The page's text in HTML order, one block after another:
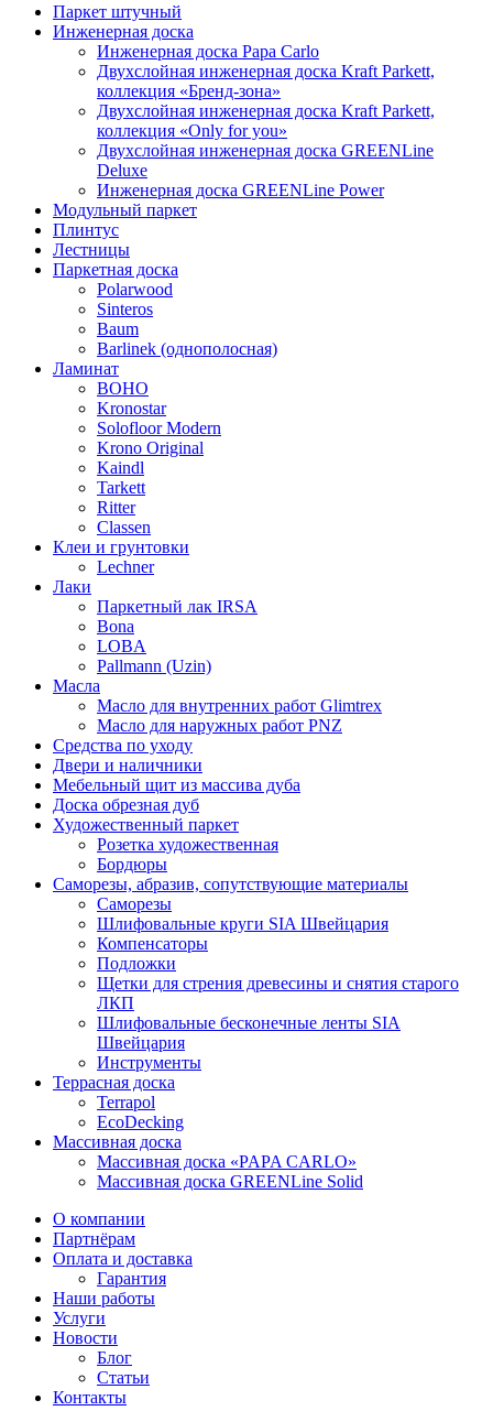
Паркет штучный
Инженерная доска
Инженерная доска Papa Carlo
Двухслойная инженерная доска Kraft Parkett,
коллекция «Бренд-зона»
Двухслойная инженерная доска Kraft Parkett,
коллекция «Only for you»
Двухслойная инженерная доска GREENLine
Deluxe
Инженерная доска GREENLine Power
Модульный паркет
Плинтус
Лестницы
Паркетная доска
Polarwood
Sinteros
Baum
Barlinek (однополосная)
Ламинат
BOHO
Kronostar
Solofloor Modern
Krono Original
Kaindl
Tarkett
Ritter
Classen
Клеи и грунтовки
Lechner
Лаки
Паркетный лак IRSA
Bona
LOBA
Pallmann (Uzin)
Масла
Масло для внутренних работ Glimtrex
Масло для наружных работ PNZ
Средства по уходу
Двери и наличники
Мебельный щит из массива дуба
Доска обрезная дуб
Художественный паркет
Розетка художественная
Бордюры
Саморезы, абразив, сопутствующие материалы
Саморезы
Шлифовальные круги SIA Швейцария
Компенсаторы
Подложки
Щетки для стрения древесины и снятия старого
ЛКП
Шлифовальные бесконечные ленты SIA
Швейцария
Инструменты
Террасная доска
Terrapol
EcoDecking
Массивная доска
Массивная доска «PAPA CARLO»
Массивная доска GREENLine Solid
О компании
Партнёрам
Оплата и доставка
Гарантия
Наши работы
Услуги
Новости
Блог
Статьи
Контакты